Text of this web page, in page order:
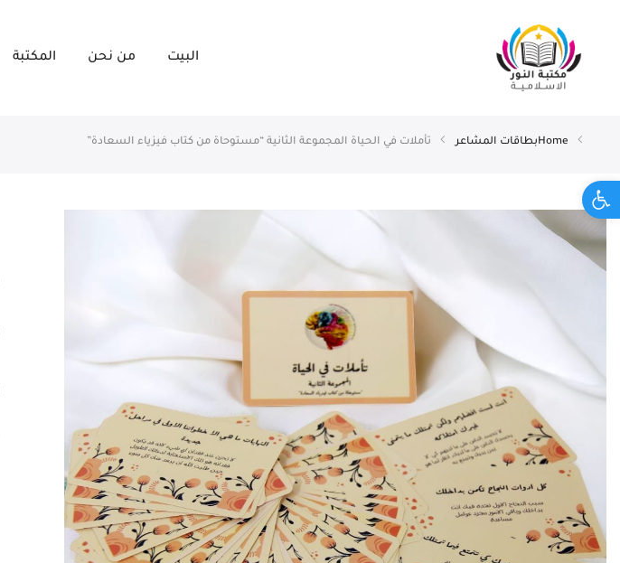
Open toolbar
البيت من نحن المكتبة
Homeبطاقات المشاعر تأملات في الحياة المجموعة الثانية “مستوحاة من كتاب فيزياء السعادة”